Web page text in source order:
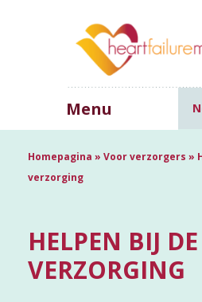
Menu
Homepagina » Voor verzorgers »
verzorging
HELPEN BIJ
VERZORGING